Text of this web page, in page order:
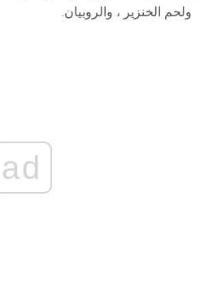
ولحم الخنزير ، والروبيان.
ad